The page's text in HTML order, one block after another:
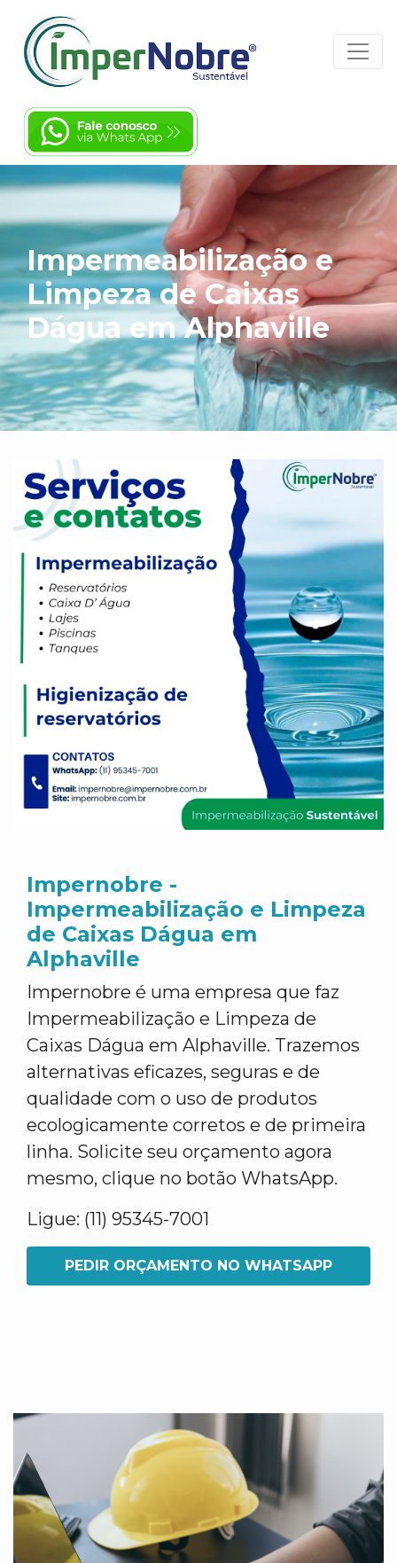
Impermeabilização e
Limpeza de Caixas
Dágua em Alphaville
Impernobre -
Impermeabilização e Limpeza
de Caixas Dágua em
Alphaville
Impernobre é uma empresa que faz
Impermeabilização e Limpeza de
Caixas Dágua em Alphaville. Trazemos
alternativas eficazes, seguras e de
qualidade com o uso de produtos
ecologicamente corretos e de primeira
linha. Solicite seu orçamento agora
mesmo, clique no botão WhatsApp.
Ligue: (11) 95345-7001
PEDIR ORÇAMENTO NO WHATSAPP